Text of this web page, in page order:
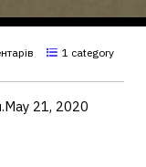
1 category
.May 21, 2020